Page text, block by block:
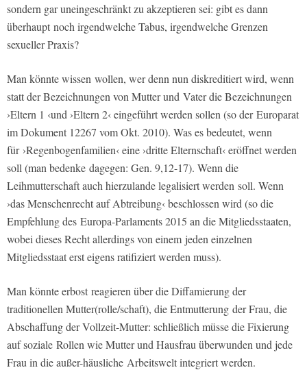
sondern gar uneingeschränkt zu akzeptieren sei: gibt es dann
überhaupt noch irgendwelche Tabus, irgendwelche Grenzen
sexueller Praxis?
Man könnte wissen wollen, wer denn nun diskreditiert wird, wenn
statt der Bezeichnungen von Mutter und Vater die Bezeichnungen
›Eltern 1 ‹und ›Eltern 2‹ eingeführt werden sollen (so der Europarat
im Dokument 12267 vom Okt. 2010). Was es bedeutet, wenn
für ›Regenbogenfamilien‹ eine ›dritte Elternschaft‹ eröffnet werden
soll (man bedenke dagegen: Gen. 9,12-17). Wenn die
Leihmutterschaft auch hierzulande legalisiert werden soll. Wenn
›das Menschenrecht auf Abtreibung‹ beschlossen wird (so die
Empfehlung des Europa-Parlaments 2015 an die Mitgliedsstaaten,
wobei dieses Recht allerdings von einem jeden einzelnen
Mitgliedsstaat erst eigens ratifiziert werden muss).
Man könnte erbost reagieren über die Diffamierung der
traditionellen Mutter(rolle/schaft), die Entmutterung der Frau, die
Abschaffung der Vollzeit-Mutter: schließlich müsse die Fixierung
auf soziale Rollen wie Mutter und Hausfrau überwunden und jede
Frau in die außer-häusliche Arbeitswelt integriert werden.